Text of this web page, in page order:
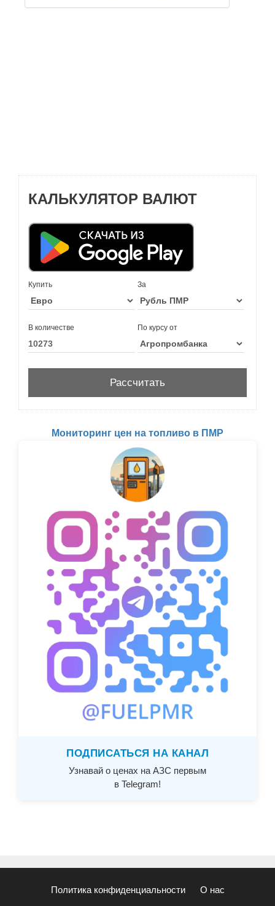
КАЛЬКУЛЯТОР ВАЛЮТ
Купить За
В количестве По курсу от
Мониторинг цен на топливо в ПМР
ПОДПИСАТЬСЯ НА КАНАЛ
Узнавай о ценах на АЗС первым
в Telegram!
Политика конфиденциальности О нас